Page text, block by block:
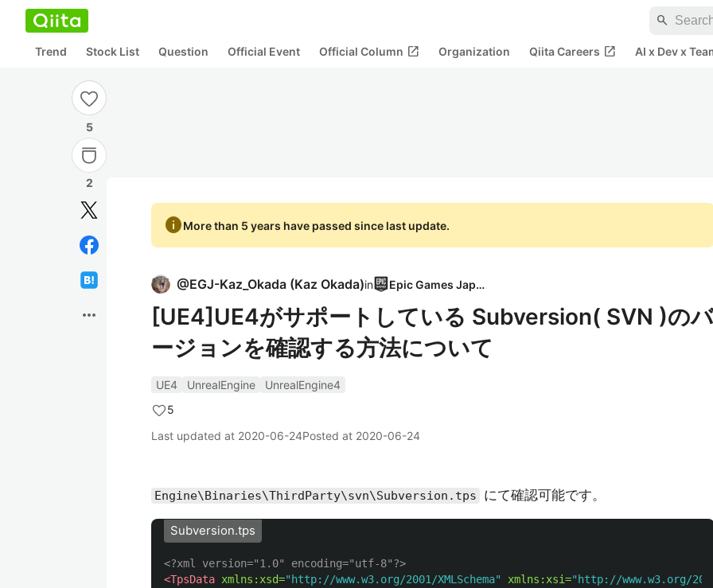
search
Trend Stock List Question Official Event Official Column open_in_new Organization Qiita Careers open_in_new AI x Dev x
5
2
more_horiz
infoMore than 5 years have passed since last update.
@EGJ-Kaz_Okada (Kaz Okada)in Epic Games Japan
[UE4]UE4がサポートしている Subversion( SVN )のバ
ージョンを確認する方法について
UE4 UnrealEngine
UnrealEngine4
5
Last updated at 2020-06-24Posted at 2020-06-24
Engine\Binaries\ThirdParty\svn\Subversion.tps にて確認可能です。
Subversion.tps
<?xml version="1.0" encoding="utf-8"?>
<TpsData xmlns:xsd="http://www.w3.org/2001/XMLSchema" xmlns:xsi="http://www.w3.org/